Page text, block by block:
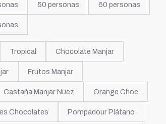
50 personas 60 personas
Tropical Chocolate Manjar
Frutos Manjar
Castaña Manjar Nuez Orange Choc
Chocolates Pompadour Plátano